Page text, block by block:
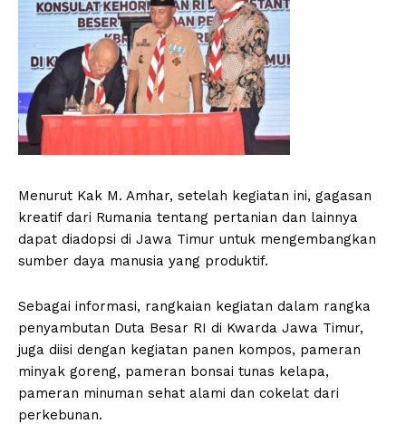
Menurut Kak M. Amhar, setelah kegiatan ini, gagasan
kreatif dari Rumania tentang pertanian dan lainnya
dapat diadopsi di Jawa Timur untuk mengembangkan
sumber daya manusia yang produktif.
Sebagai informasi, rangkaian kegiatan dalam rangka
penyambutan Duta Besar RI di Kwarda Jawa Timur,
juga diisi dengan kegiatan panen kompos, pameran
minyak goreng, pameran bonsai tunas kelapa,
pameran minuman sehat alami dan cokelat dari
perkebunan.